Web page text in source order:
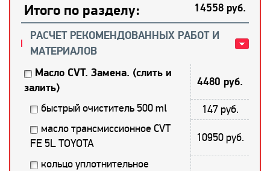
Итого по разделу:
14558 руб.
РАСЧЕТ РЕКОМЕНДОВАННЫХ РАБОТ И
МАТЕРИАЛОВ
Масло CVT. Замена. (слить и
залить)
4480 руб.
быстрый очиститель 500 ml
147 руб.
масло трансмиссионное CVT
FE 5L TOYOTA
10950 руб.
кольцо уплотнительное